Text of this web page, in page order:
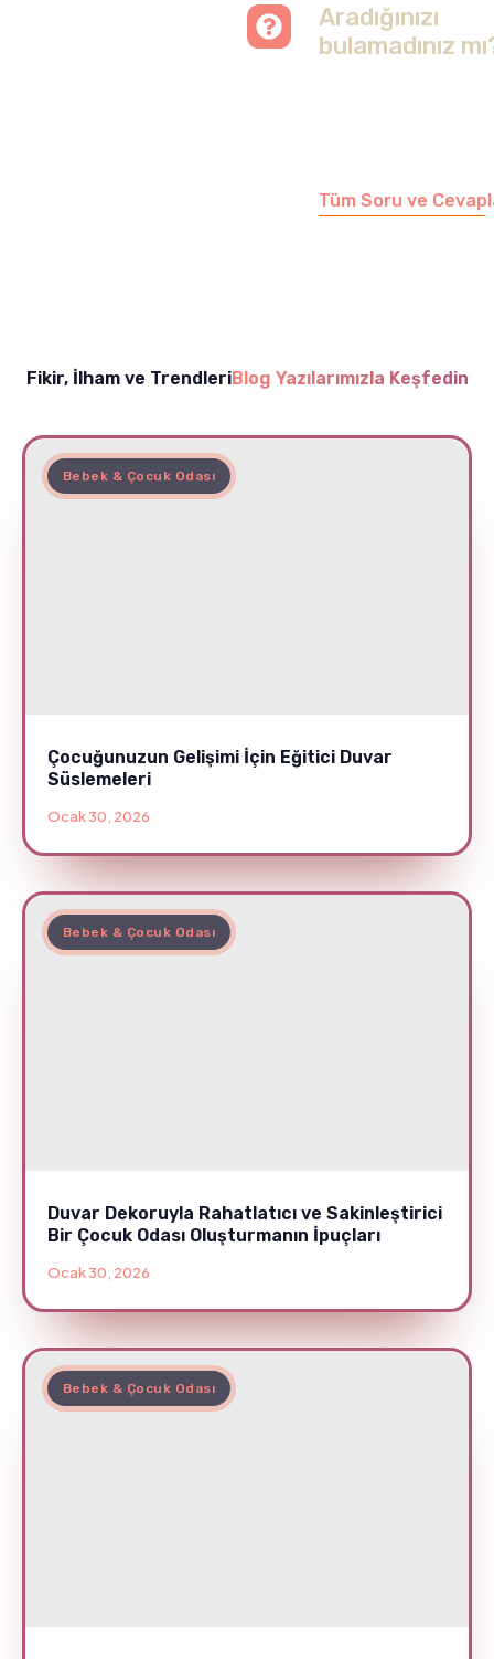
Aradığınızı
bulamadınız
Tüm Soru ve
Fikir, İlham ve TrendleriBlog Yazılarımızla Keşfedin
Bebek & Çocuk Odası
Çocuğunuzun Gelişimi İçin Eğitici Duvar
Süslemeleri
Ocak 30, 2026
Bebek & Çocuk Odası
Duvar Dekoruyla Rahatlatıcı ve Sakinleştirici
Bir Çocuk Odası Oluşturmanın İpuçları
Ocak 30, 2026
Bebek & Çocuk Odası